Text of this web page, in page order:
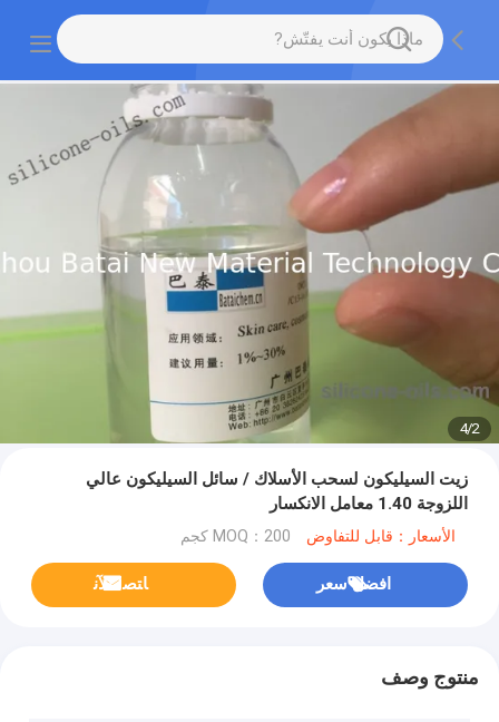
2
/
4
زيت السيليكون لسحب الأسلاك / سائل السيليكون عالي
اللزوجة 1.40 معامل الانكسار
الأسعار：قابل للتفاوض MOQ：200 كجم
افضل سعر ﺎﺘﺼﻟ ﺍﻶﻧ
منتوج وصف